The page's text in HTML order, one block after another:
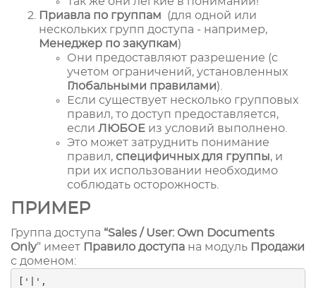
Приавла по группам (для одной или
нескольких групп доступа - например,
Менеджер по закупкам)
Они предоставляют разрешение (с
учетом ограничений, установленных
Глобальными правилами).
Если существует несколько групповых
правил, то доступ предоставляется,
если ЛЮБОЕ из условий выполнено.
Это может затруднить понимание
правил, специфичных для группы, и
при их использовании необходимо
соблюдать осторожность.
ПРИМЕР
Группа доступа “Sales / User: Own Documents
Only” имеет Правило доступа на модуль Продажи
с доменом:
['|',